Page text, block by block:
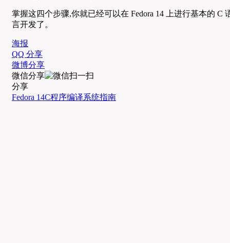
掌握这四个步骤,你就已经可以在 Fedora 14 上进行基本的 C
言开发了。
海报
QQ 分享
微博分享
微信分享
分享
Fedora 14C程序编译系统指南